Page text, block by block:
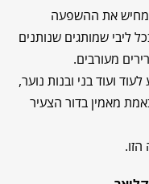
את ההשפעה
ליבי שמותגים שנותנים
מעורבים.
ועוד בני ובנות נוער,
מאמין בדור הצעיר